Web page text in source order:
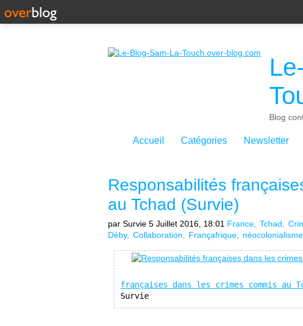
Blog
Accueil Catégories Newsletter
Responsabilités
au Tchad (Survie)
par Survie 5 Juillet 2016, 18:01 France Tchad
Déby
Collaboration Françafrique néocolonialisme
françaises dans les crimes commis au
Survie